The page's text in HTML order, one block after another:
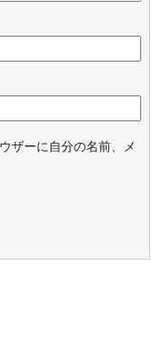
ザーに自分の名前、メ